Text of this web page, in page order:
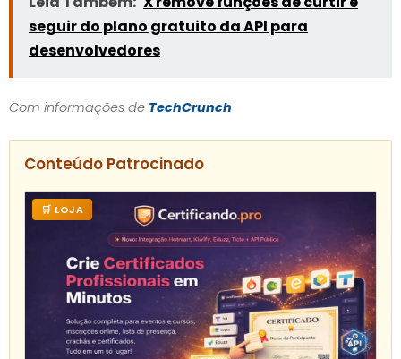
seguir do plano gratuito da API para
desenvolvedores
Com informações de TechCrunch
Conteúdo Patrocinado
🛒 LOJA